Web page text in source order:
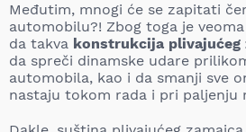
Međutim, mnogi će se zapitati
automobilu?! Zbog toga je
da takva konstrukcija plivajućeg
da spreči dinamske udare
automobila, kao i da smanji sve
nastaju tokom rada i pri paljenju